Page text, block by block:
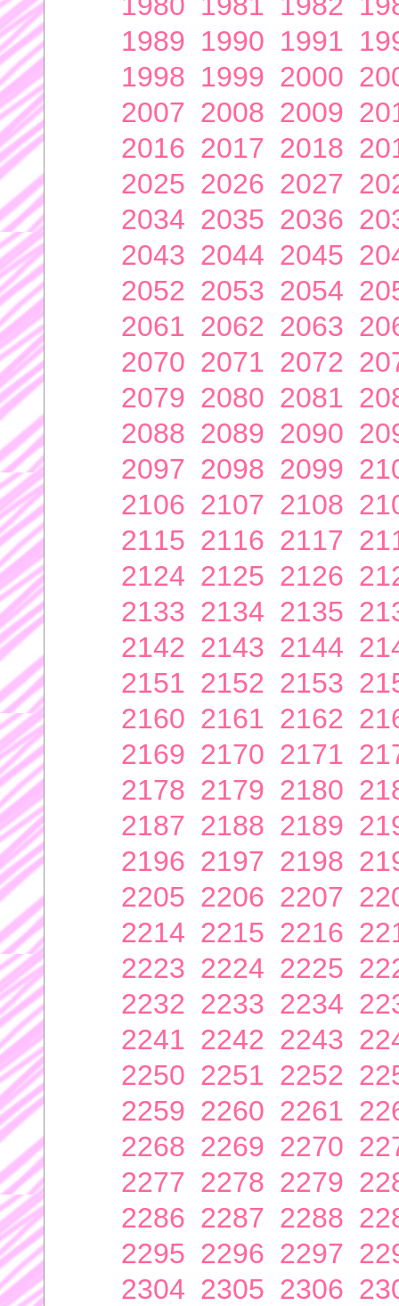
1989 1990 1991
1998 1999 2000
2007 2008 2009
2016 2017 2018
2025 2026 2027
2034 2035 2036
2043 2044 2045
2052 2053 2054
2061 2062 2063
2070 2071 2072
2079 2080 2081
2088 2089 2090
2097 2098 2099
2106 2107 2108
2115 2116 2117
2124 2125 2126
2133 2134 2135
2142 2143 2144
2151 2152 2153
2160 2161 2162
2169 2170 2171
2178 2179 2180
2187 2188 2189
2196 2197 2198
2205 2206 2207
2214 2215 2216
2223 2224 2225
2232 2233 2234
2241 2242 2243
2250 2251 2252
2259 2260 2261
2268 2269 2270
2277 2278 2279
2286 2287 2288
2295 2296 2297
2304 2305 2306